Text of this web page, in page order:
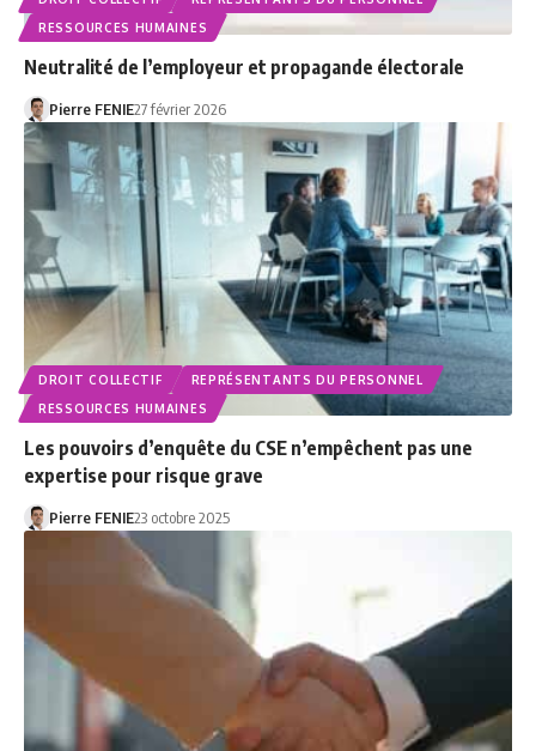
RESSOURCES HUMAINES
Neutralité de l’employeur et propagande électorale
Pierre FENIE27 février 2026
DROIT COLLECTIF
REPRÉSENTANTS DU PERSONNEL
RESSOURCES HUMAINES
Les pouvoirs d’enquête du CSE n’empêchent pas une
expertise pour risque grave
Pierre FENIE23 octobre 2025